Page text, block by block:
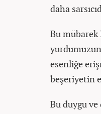
daha
Bu mübarek
esenliğe
beşeriyetin
Bu duygu